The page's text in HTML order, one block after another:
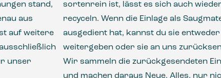
stand,
aus
auf weitere
unser
sortenrein ist, lässt es sich auch
recyceln. Wenn die Einlage als
ausgedient hat, kannst du sie entweder
weitergeben oder sie an uns
Wir sammeln die zurückgesendeten
und machen daraus Neue. Alles, nur